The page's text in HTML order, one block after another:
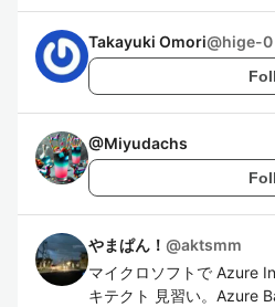
Takayuki Omori@hige-0
@Miyudachs
やまぱん！ @aktsmm
マイクロソフトで Azure
キテクト 見習い。Azure